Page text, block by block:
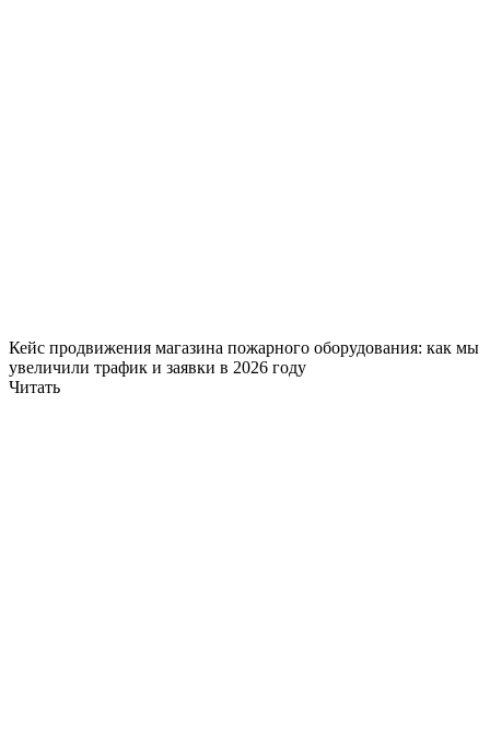
Кейс продвижения магазина пожарного оборудования: как мы
увеличили трафик и заявки в 2026 году
Читать